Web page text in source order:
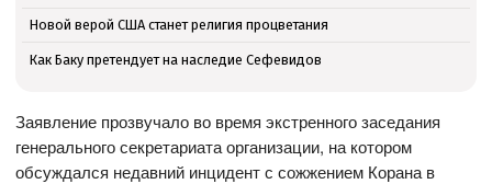
Новой верой США станет религия процветания
Как Баку претендует на наследие Сефевидов
Заявление прозвучало во время экстренного заседания
генерального секретариата организации, на котором
обсуждался недавний инцидент с сожжением Корана в